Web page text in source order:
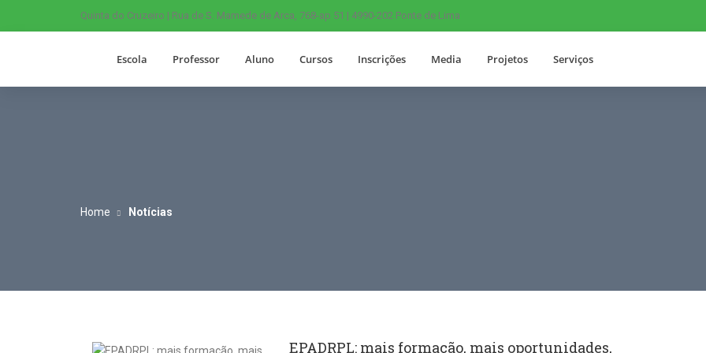
Quinta do Cruzeiro | Rua de S. Mamede de Arca, 768-ap 51 | 4990-202 Ponte de Lima
Escola Professor Aluno Cursos Inscrições Media Projetos Serviços
Home Notícias
EPADRPL: mais formação, mais oportunidades,